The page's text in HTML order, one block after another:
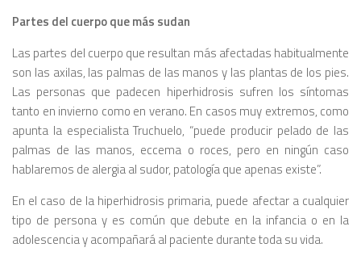
Partes del cuerpo que más sudan
Las partes del cuerpo que resultan más afectadas habitualmente
son las axilas, las palmas de las manos y las plantas de los pies.
Las personas que padecen hiperhidrosis sufren los síntomas
tanto en invierno como en verano. En casos muy extremos, como
apunta la especialista Truchuelo, “puede producir pelado de las
palmas de las manos, eccema o roces, pero en ningún caso
hablaremos de alergia al sudor, patología que apenas existe”.
En el caso de la hiperhidrosis primaria, puede afectar a cualquier
tipo de persona y es común que debute en la infancia o en la
adolescencia y acompañará al paciente durante toda su vida.